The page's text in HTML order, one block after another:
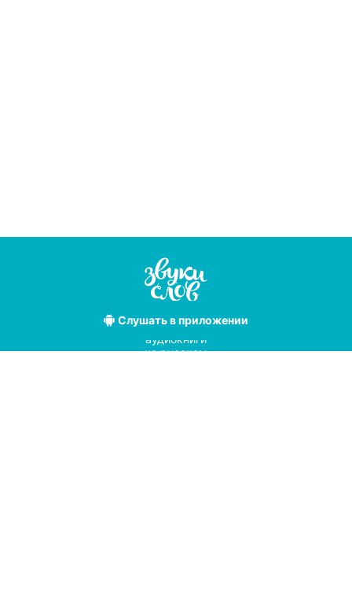
Слушатьв приложении
Лучшие
аудиокниги
на русском